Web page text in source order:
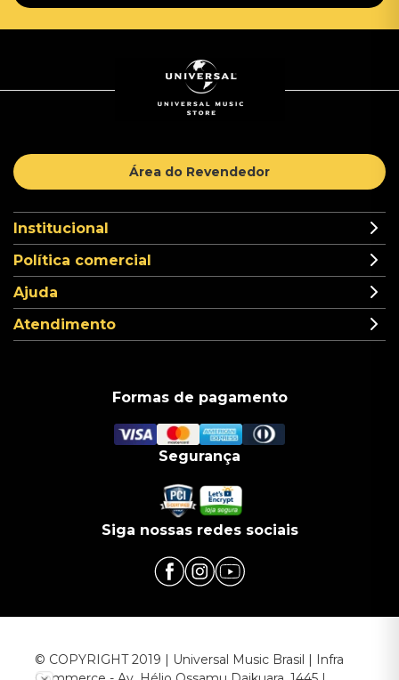
Área do Revendedor
Institucional
Política comercial
Ajuda
Atendimento
Formas de pagamento
Segurança
Siga nossas redes sociais
© COPYRIGHT 2019 | Universal Music Brasil | Infra